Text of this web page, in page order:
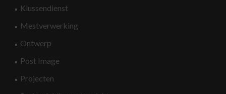
Klussendienst
Mestverwerking
Ontwerp
Post Image
Projecten